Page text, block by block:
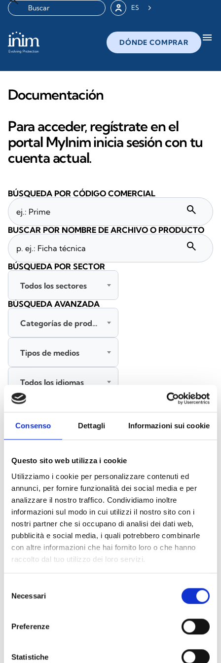
Consenso Dettagli Informazioni sui cookie
Questo sito web utilizza i cookie
Utilizziamo i cookie per personalizzare contenuti ed
annunci, per fornire funzionalità dei social media e per
analizzare il nostro traffico. Condividiamo inoltre
informazioni sul modo in cui utilizzi il nostro sito con i
nostri partner che si occupano di analisi dei dati web,
pubblicità e social media, i quali potrebbero combinarle
con altre informazioni che hai fornito loro o che hanno
raccolto dal tuo utilizzo dei loro servizi.
delNecessari
Preferenze
Statistiche
ES
DÓNDE COMPRAR menu
Documentación
Para acceder, regístrate en el
portal MyInim inicia sesión con tu
cuenta actual.
Accesorios bases EB00 - Materiales(47)
Accesorios para la prueba de detectores - Materiales
Accesorios para detectores Enea - Materiales (35)
Accesorios Senseware
Accesorios de la serie Industrial (17)
Seleccionar todo
Inicia sesión antes de descargar los contenidos con el
iconolock
BÚSQUEDA POR CÓDIGO COMERCIAL
search
BUSCAR POR NOMBRE DE ARCHIVO O PRODUCTO
search
BÚSQUEDA POR SECTOR
Todos los sectores
BÚSQUEDA AVANZADA
Categorías de productos
Tipos de medios
Todos los idiomas
BUSCAR
BORRAR FILTROS